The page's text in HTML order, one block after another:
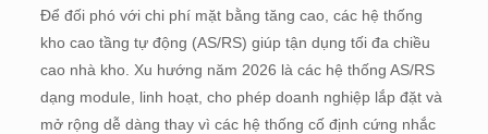
Để đối phó với chi phí mặt bằng tăng cao, các hệ thống
kho cao tầng tự động (AS/RS) giúp tận dụng tối đa chiều
cao nhà kho. Xu hướng năm 2026 là các hệ thống AS/RS
dạng module, linh hoạt, cho phép doanh nghiệp lắp đặt và
mở rộng dễ dàng thay vì các hệ thống cố định cứng nhắc